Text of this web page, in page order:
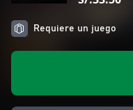
Requiere un juego